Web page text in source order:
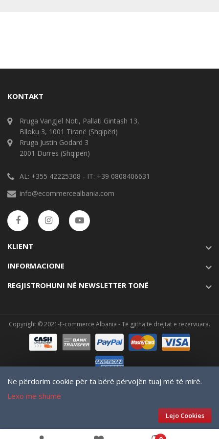
Ne përdorim cookie për ta bërë përvojën tuaj më të mirë.
Lexo më shumë
Lejo Cookies
KONTAKT
Rruga Vangjel Noti, Pallati Gintash 13,
Blloku 3, 1001 Tiranë (Shqipëri)
Rruga Justin Godard 3
2001 Durres (Shqipëri)
AL: +355 42225308 - IT: +39 0808406631
info@ecommercealbania.com
KLIENT
INFORMACIONE
REGJISTROHUNI NË NEWSLETTER TONË
Copyright © 2021-E-commerce Albania - Të gjitha të drejtat e rezervuara.